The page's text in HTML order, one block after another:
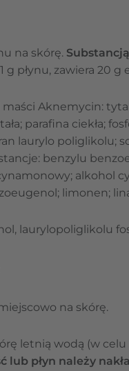
na skórę.
g płynu, zawiera 20
maści Aknemycin:
parafina ciekła;
laurylo poliglikolu;
benzylu
alkohol
limonen;
laurylopoliglikolu
na skórę.
letnią wodą (w
lub płyn należy